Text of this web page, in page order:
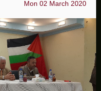
Mon 02 March 2020